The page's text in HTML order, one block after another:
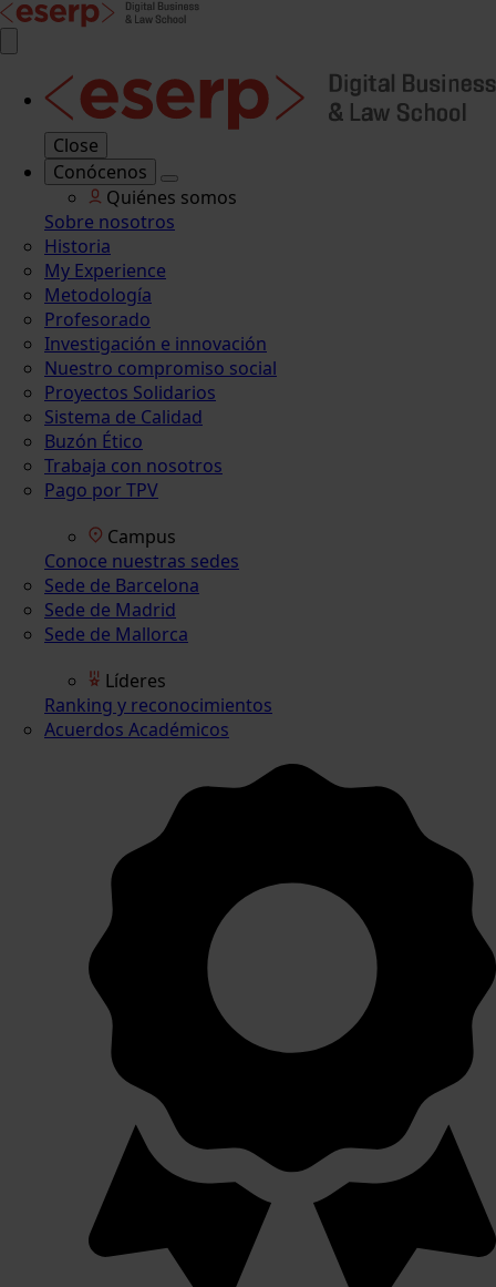
Close
Conócenos
Quiénes somos
Sobre nosotros
Historia
My Experience
Metodología
Profesorado
Investigación e innovación
Nuestro compromiso social
Proyectos Solidarios
Sistema de Calidad
Buzón Ético
Trabaja con nosotros
Pago por TPV
Campus
Conoce nuestras sedes
Sede de Barcelona
Sede de Madrid
Sede de Mallorca
Líderes
Ranking y reconocimientos
Acuerdos Académicos